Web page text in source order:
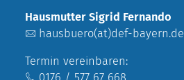
Hausmutter Sigrid Fernando
hausbuero(at)def-bayern.de
Termin vereinbaren: